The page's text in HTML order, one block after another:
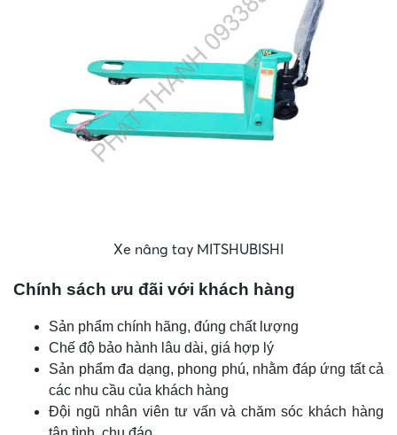
Xe nâng tay MITSHUBISHI
Chính sách ưu đãi với khách hàng
Sản phẩm chính hãng, đúng chất lượng
Chế độ bảo hành lâu dài, giá hợp lý
Sản phẩm đa dạng, phong phú, nhằm đáp ứng tất cả
các nhu cầu của khách hàng
Đội ngũ nhân viên tư vấn và chăm sóc khách hàng